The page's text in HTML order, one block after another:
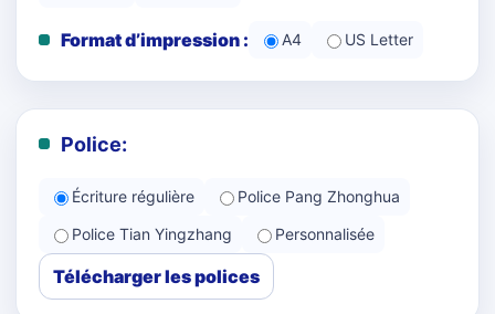
Format d’impression : A4 US Letter
Police:
Écriture régulière
Police Pang Zhonghua
Police Tian Yingzhang
Personnalisée
Télécharger les polices